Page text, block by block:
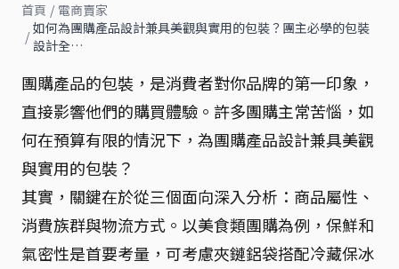
首頁 / 電商賣家
/ 如何為團購產品設計兼具美觀與實用的包裝？團主必學的包裝
設計全…
團購產品的包裝，是消費者對你品牌的第一印象，
直接影響他們的購買體驗。許多團購主常苦惱，如
何在預算有限的情況下，為團購產品設計兼具美觀
與實用的包裝？
其實，關鍵在於從三個面向深入分析：商品屬性、
消費族群與物流方式。以美食類團購為例，保鮮和
氣密性是首要考量，可考慮夾鏈鋁袋搭配冷藏保冰